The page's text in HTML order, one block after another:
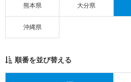
熊本県 大分県
沖縄県
順番を並び替える